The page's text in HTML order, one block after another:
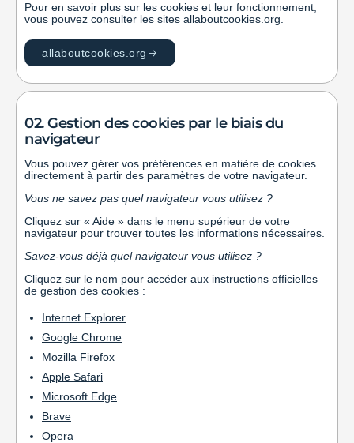
Pour en savoir plus sur les cookies et leur fonctionnement,
vous pouvez consulter les sites allaboutcookies.org.
allaboutcookies.org
02. Gestion des cookies par le biais du
navigateur
Vous pouvez gérer vos préférences en matière de cookies
directement à partir des paramètres de votre navigateur.
Vous ne savez pas quel navigateur vous utilisez ?
Cliquez sur « Aide » dans le menu supérieur de votre
navigateur pour trouver toutes les informations nécessaires.
Savez-vous déjà quel navigateur vous utilisez ?
Cliquez sur le nom pour accéder aux instructions officielles
de gestion des cookies :
Internet Explorer
Google Chrome
Mozilla Firefox
Apple Safari
Microsoft Edge
Brave
Opera